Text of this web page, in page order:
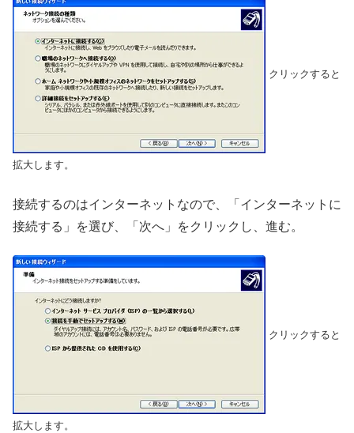
クリックすると
拡大します。
接続するのはインターネットなので、「インターネットに
接続する」を選び、「次へ」をクリックし、進む。
クリックすると
拡大します。